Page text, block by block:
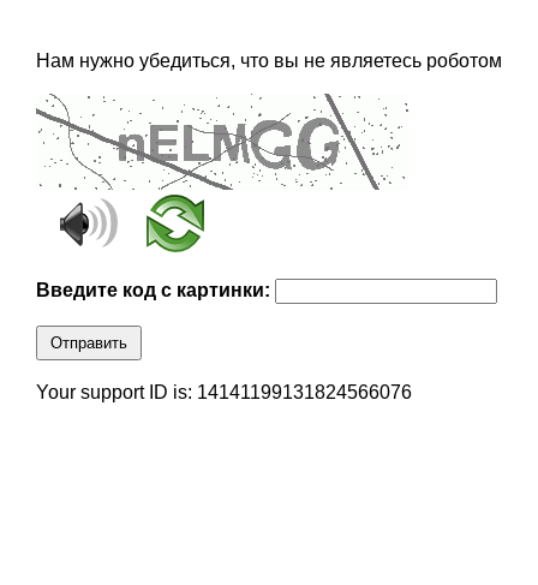
Нам нужно убедиться, что вы не являетесь роботом
Введите код с картинки:
Отправить
Your support ID is: 14141199131824566076